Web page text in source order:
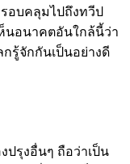
อบคลุมไปถึงทวีป
ห็นอนาคตอันใกล้นี้ว่า
รู้จักกันเป็นอย่างดี
ปรุงอื่นๆ ถือว่าเป็น